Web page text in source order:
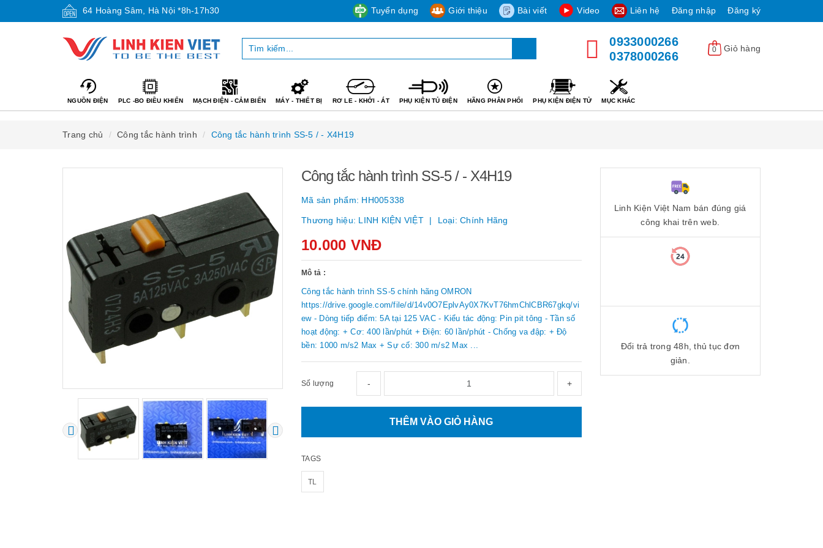
64 Hoàng Sâm, Hà Nội *8h-17h30 Tuyển dụng Giới thiệu Bài viết Video Liên hệ Đăng nhập Đăng ký
0933000266
0378000266
0 Giỏ hàng
NGUỒN ĐIỆN PLC -BO ĐIỀU KHIỂN MẠCH ĐIỆN - CẢM BIẾN MÁY - THIẾT BỊ RƠ LE - KHỞI - ÁT PHỤ KIỆN TỦ ĐIỆN HÃNG PHÂN PHỐI PHỤ KIỆN ĐIỆN TỬ MỤC KHÁC
Trang chủ Công tắc hành trình Công tắc hành trình SS-5 / - X4H19
Công tắc hành trình SS-5 / - X4H19
Mã sản phẩm: HH005338
Thương hiệu: LINH KIỆN VIỆT Loại: Chính Hãng
10.000 VNĐ
Mô tả :
Công tắc hành trình SS-5 chính hãng OMRON
https://drive.google.com/file/d/14v0O7EplvAy0X7KvT76hmChlCBR67gkq/vi
ew - Dòng tiếp điểm: 5A tại 125 VAC - Kiểu tác động: Pin pit tông - Tần số
hoạt động: + Cơ: 400 lần/phút + Điện: 60 lần/phút - Chống va đập: + Độ
bền: 1000 m/s2 Max + Sự cố: 300 m/s2 Max ...
Số lượng - +
THÊM VÀO GIỎ HÀNG
TAGS
TL
Linh Kiện Việt Nam bán đúng giá
công khai trên web.
Đổi trả trong 48h, thủ tục đơn
giản.